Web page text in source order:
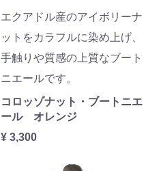
エクアドル産のアイボリーナ
ットをカラフルに染め上げ、
手触りや質感の上質なブート
ニエールです。
コロッゾナット・ブートニエ
ール オレンジ
¥ 3,300